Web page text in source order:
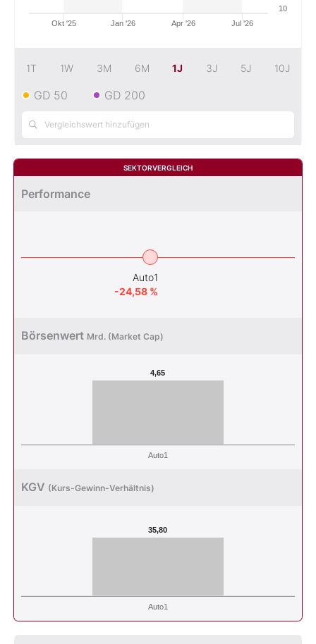
Jan '26 Jul '26
Okt '25 Apr '26
10
1T 1W 3M 6M 1J 3J 5J 10J
GD 50 GD 200
SEKTORVERGLEICH
Performance
Auto1
-24,58 %
Börsenwert Mrd. (Market Cap)
4,65
Auto1
KGV (Kurs-Gewinn-Verhältnis)
35,80
Auto1